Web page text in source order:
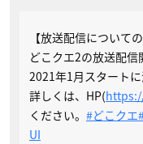
【放送配信について
どこクエ2の放送配信
2021年1月スタートに
詳しくは、HP(
ください。 #どこクエ
UI